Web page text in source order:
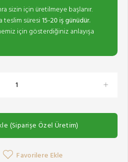
sizin için üretilmeye başlanır.
teslim süresi15-20 iş günüdür.
için gösterdiğiniz anlayışa
(Siparişe Özel Üretim)
Favorilere Ekle